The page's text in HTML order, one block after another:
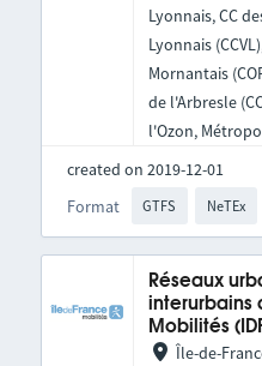
Lyonnais, CC
Lyonnais
Mornantais
de l'Arbresle
l'Ozon,
created on 2019-12-01
Format
GTFS NeTEx
Réseaux
interurbains
Mobilités
Île-de-